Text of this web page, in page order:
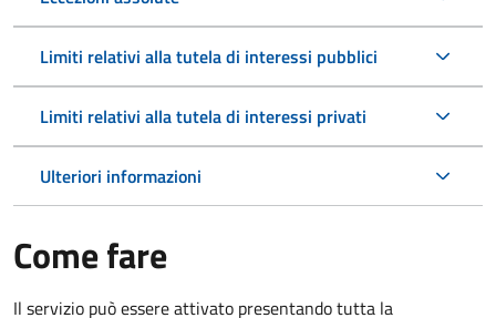
Limiti relativi alla tutela di interessi pubblici
Limiti relativi alla tutela di interessi privati
Ulteriori informazioni
Come fare
Il servizio può essere attivato presentando tutta la